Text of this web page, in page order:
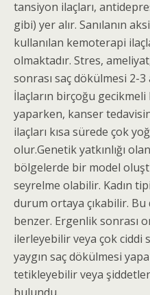
tansiyon ilaçları,
gibi) yer alır. Sanılanın
kullanılan kemoterapi
olmaktadır. Stres,
sonrası saç dökülmesi 2-
İlaçların birçoğu
yaparken, kanser
ilaçları kısa sürede çok
olur.Genetik yatkınlığı
bölgelerde bir model
seyrelme olabilir. Kadın
durum ortaya çıkabilir.
benzer. Ergenlik sonrası
ilerleyebilir veya çok ciddi
yaygın saç dökülmesi
tetikleyebilir veya